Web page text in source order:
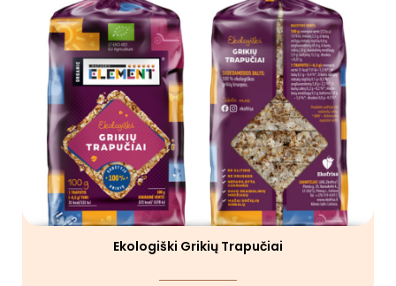
Ekologiški Grikių Trapučiai